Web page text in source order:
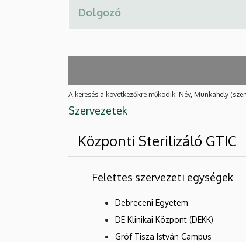
A keresés a következőkre működik: Név, Munkahely
Szervezetek
Központi Sterilizáló GTIC
Felettes szervezeti egységek
Debreceni Egyetem
DE Klinikai Központ (DEKK)
Gróf Tisza István Campus